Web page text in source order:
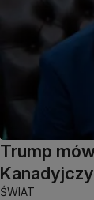
Trump
ŚWIAT